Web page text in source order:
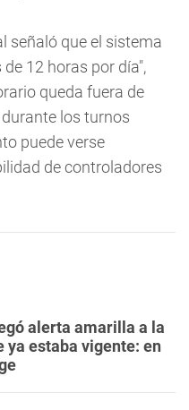
señaló que el sistema
12 horas por día",
queda fuera de
los turnos
puede verse
de controladores
alerta amarilla a la
ya estaba vigente: en